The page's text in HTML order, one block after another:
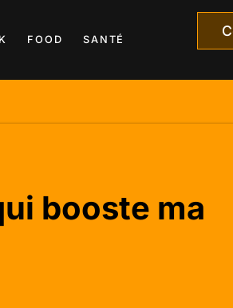
FOOD SANTÉ
booste ma